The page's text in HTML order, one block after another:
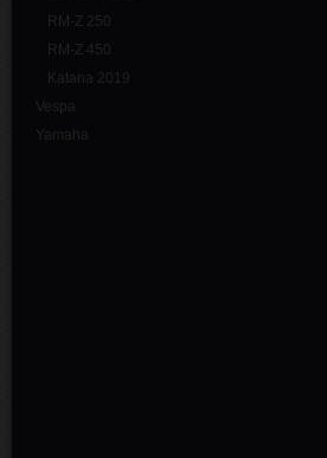
RM-Z 250
RM-Z 450
Katana 2019
Vespa
Yamaha